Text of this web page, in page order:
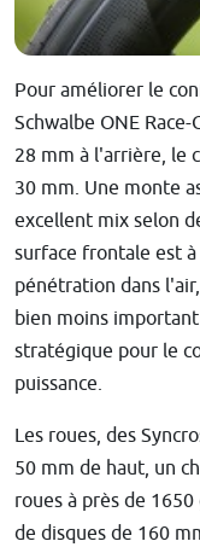
Pour améliorer le
Schwalbe ONE
28 mm à l'arrière, le
30 mm. Une monte
excellent mix selon
surface frontale est
pénétration dans
bien moins
stratégique pour le
puissance.
Les roues, des
50 mm de haut, un
roues à près de
de disques de 160